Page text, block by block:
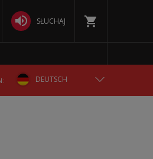
SŁUCHAJ
DEUTSCH